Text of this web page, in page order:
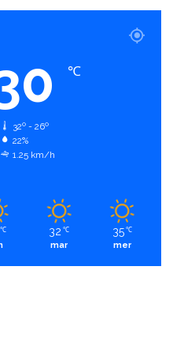
℃
32º - 26º
22%
1.25 km/h
℃ 32 ℃
mar
35 ℃
mer